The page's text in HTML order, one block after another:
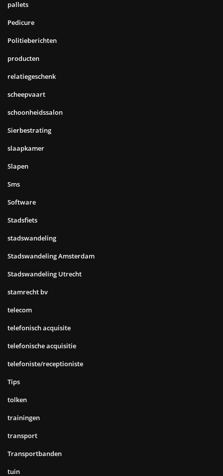
pallets
Pedicure
Politieberichten
producten
relatiegeschenk
scheepvaart
schoonheidssalon
Sierbestrating
slaapkamer
Slapen
Sms
Software
Stadsfiets
stadswandeling
Stadswandeling Amsterdam
Stadswandeling Utrecht
stamrecht bv
telecom
telefonisch acquisite
telefonische acquisitie
telefoniste/receptioniste
Tips
tolken
trainingen
transport
Transportbanden
tuin